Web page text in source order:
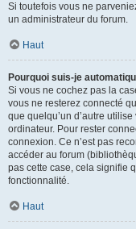
Si toutefois vous ne
un administrateur du forum.
Haut
Pourquoi suis-je
Si vous ne cochez pas la
vous ne resterez connecté
que quelqu’un d’autre
ordinateur. Pour rester
connexion. Ce n’est pas
accéder au forum
pas cette case, cela signifie
fonctionnalité.
Haut